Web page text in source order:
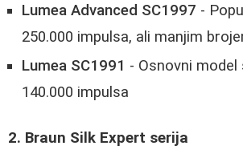
Lumea Advanced SC1997 -
250.000 impulsa, ali manjim
Lumea SC1991 - Osnovni model
140.000 impulsa
2. Braun Silk Expert serija